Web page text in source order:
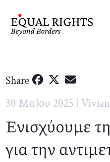
Share
30 Μαΐου 2025 |
Ενισχύουμε
για την